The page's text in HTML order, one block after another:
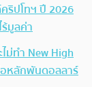
ริปโทฯ ปี 2026
มูลค่า
ม่ทำ New High
อหลักพันดอลลาร์